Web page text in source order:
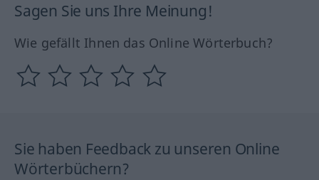
Sagen Sie uns Ihre Meinung!
Wie gefällt Ihnen das Online Wörterbuch?
Sie haben Feedback zu unseren Online
Wörterbüchern?